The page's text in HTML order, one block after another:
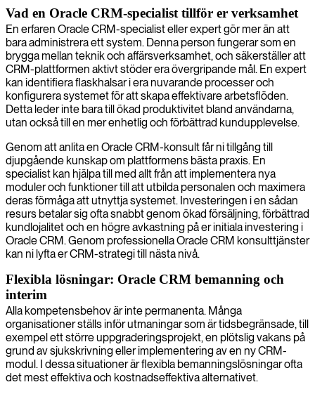
Vad en Oracle CRM-specialist tillför er verksamhet
En erfaren Oracle CRM-specialist eller expert gör mer än att
bara administrera ett system. Denna person fungerar som en
brygga mellan teknik och affärsverksamhet, och säkerställer att
CRM-plattformen aktivt stöder era övergripande mål. En expert
kan identifiera flaskhalsar i era nuvarande processer och
konfigurera systemet för att skapa effektivare arbetsflöden.
Detta leder inte bara till ökad produktivitet bland användarna,
utan också till en mer enhetlig och förbättrad kundupplevelse.
Genom att anlita en Oracle CRM-konsult får ni tillgång till
djupgående kunskap om plattformens bästa praxis. En
specialist kan hjälpa till med allt från att implementera nya
moduler och funktioner till att utbilda personalen och maximera
deras förmåga att utnyttja systemet. Investeringen i en sådan
resurs betalar sig ofta snabbt genom ökad försäljning, förbättrad
kundlojalitet och en högre avkastning på er initiala investering i
Oracle CRM. Genom professionella Oracle CRM konsulttjänster
kan ni lyfta er CRM-strategi till nästa nivå.
Flexibla lösningar: Oracle CRM bemanning och
interim
Alla kompetensbehov är inte permanenta. Många
organisationer ställs inför utmaningar som är tidsbegränsade, till
exempel ett större uppgraderingsprojekt, en plötslig vakans på
grund av sjukskrivning eller implementering av en ny CRM-
modul. I dessa situationer är flexibla bemanningslösningar ofta
det mest effektiva och kostnadseffektiva alternativet.